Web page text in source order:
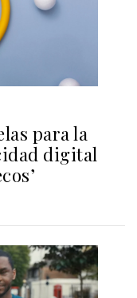
para la
digital